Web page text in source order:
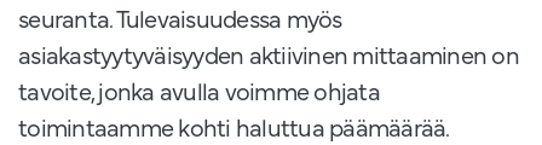
seuranta. Tulevaisuudessa myös
asiakastyytyväisyyden aktiivinen mittaaminen on
tavoite, jonka avulla voimme ohjata
toimintaamme kohti haluttua päämäärää.